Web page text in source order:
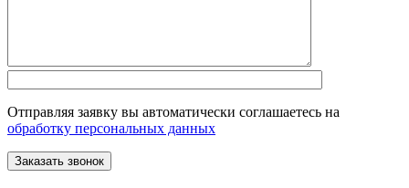
Отправляя заявку вы автоматически соглашаетесь на
обработку персональных данных